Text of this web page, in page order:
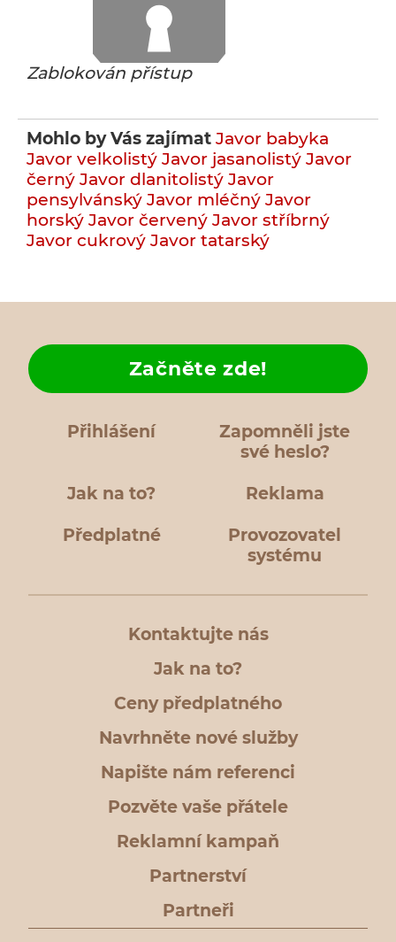
Zablokován přístup
Mohlo by Vás zajímat Javor babyka
Javor velkolistý Javor jasanolistý Javor
černý Javor dlanitolistý Javor
pensylvánský Javor mléčný Javor
horský Javor červený Javor stříbrný
Javor cukrový Javor tatarský
Přihlášení
Zapomněli jste
své heslo?
Jak na to?
Začněte zde!
Reklama
Předplatné
Provozovatel
systému
Kontaktujte nás
Jak na to?
Ceny předplatného
Navrhněte nové služby
Napište nám referenci
Pozvěte vaše přátele
Reklamní kampaň
Partnerství
Partneři